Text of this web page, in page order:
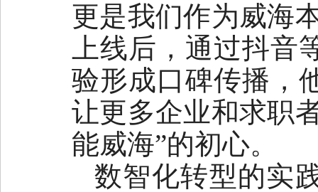
更是我们作为威海
上线后，通过抖
验形成口碑传播，
让更多企业和求职
能威海”的初心。
数智化转型的实